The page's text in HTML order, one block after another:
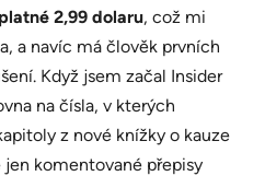
2,99 dolaru, což mi
a navíc má člověk prvních
Když jsem začal Insider
na čísla, v kterých
z nové knížky o kauze
komentované přepisy